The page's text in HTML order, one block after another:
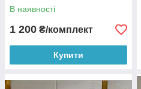
В наявності
1 200 ₴/комплект
Купити